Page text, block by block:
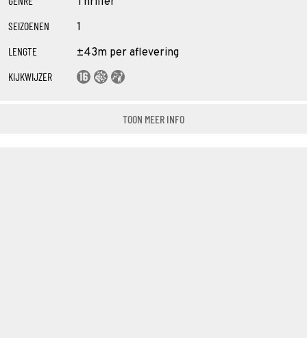
SEIZOENEN 1
LENGTE ±43m per aflevering
KIJKWIJZER
TOON MEER INFO